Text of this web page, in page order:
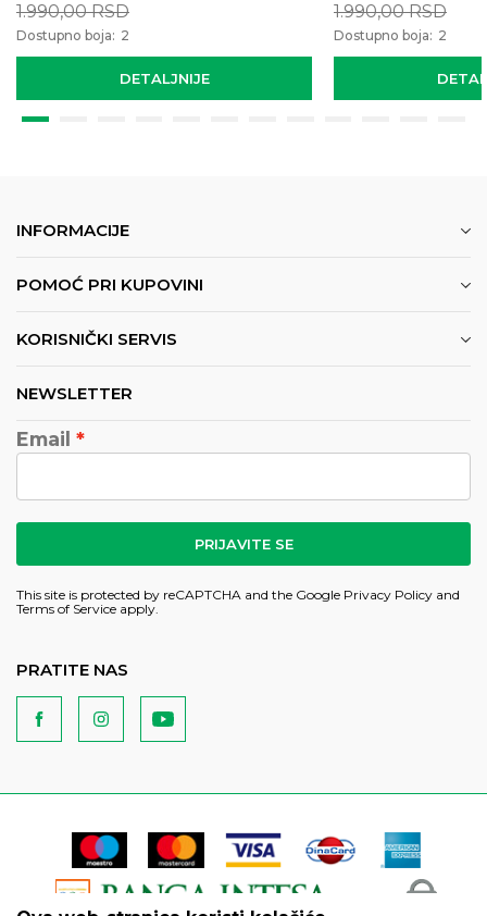
DETALJNIJE
1.990,00RSD
Dostupno boja: 2
1.990,00RSD
Dostupno boja: 2
INFORMACIJE
POMOĆ PRI KUPOVINI
KORISNIČKI SERVIS
NEWSLETTER
Email
PRIJAVITE SE
This site is protected by reCAPTCHA and the Google Privacy Policy and
Terms of Service apply.
PRATITE NAS